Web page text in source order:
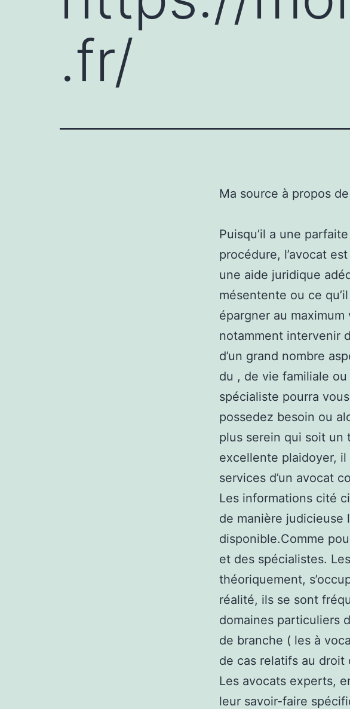
.fr/
Ma source à propos de
Puisqu’il a une
procédure, l’avocat
une aide juridique
mésentente ou ce
épargner au
notamment intervenir
d’un grand nombre
du , de vie familiale
spécialiste pourra
possedez besoin ou
plus serein qui soit un
excellente plaidoyer,
services d’un avocat
Les informations cité
de manière judicieuse
disponible.Comme
et des spécialistes.
théoriquement,
réalité, ils se sont
domaines particuliers
de branche ( les à
de cas relatifs au droit
Les avocats experts,
leur savoir-faire